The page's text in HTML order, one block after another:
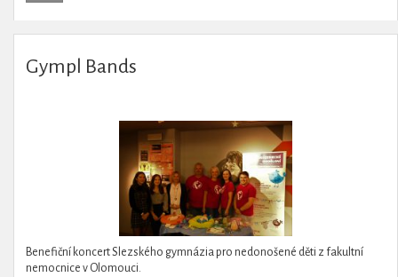
Gympl Bands
Benefiční koncert Slezského gymnázia pro nedonošené děti z fakultní
nemocnice v Olomouci.